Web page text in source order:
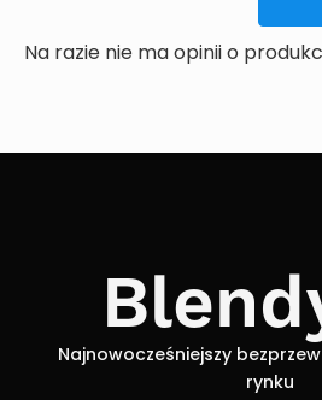
Na razie nie ma opinii o
Najnowocześniejszy
rynku